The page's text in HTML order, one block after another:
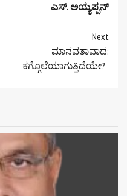
ಎಸ್. ಅಯ್ಯಪ್ಪನ್
Next
ಮಾನವತಾವಾದ:
ಕಗ್ಗೊಲೆಯಾಗುತ್ತಿದೆಯೇ?